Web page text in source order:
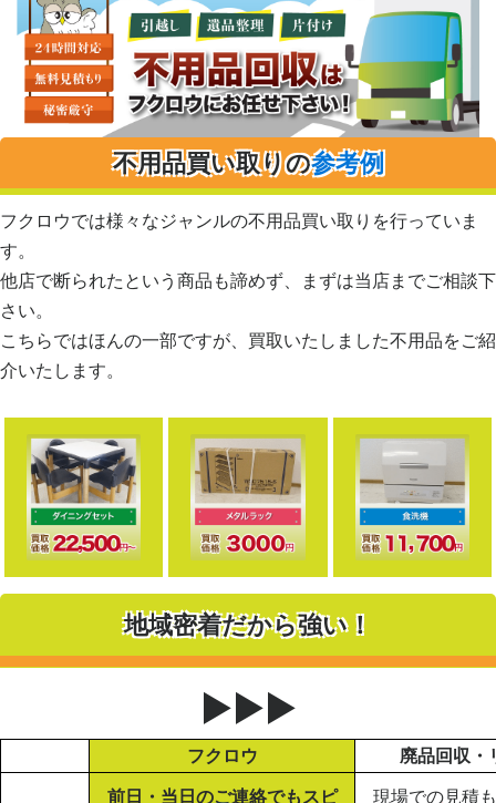
不用品買い取りの参考例
フクロウでは様々なジャンルの不用品買い取りを行っていま
す。
他店で断られたという商品も諦めず、まずは当店までご相談下
さい。
こちらではほんの一部ですが、買取いたしました不用品をご紹
介いたします。
地域密着だから強い！
▶▶▶
フクロウ
廃品回収・
前日・当日のご連絡でもスピ
現場での見積